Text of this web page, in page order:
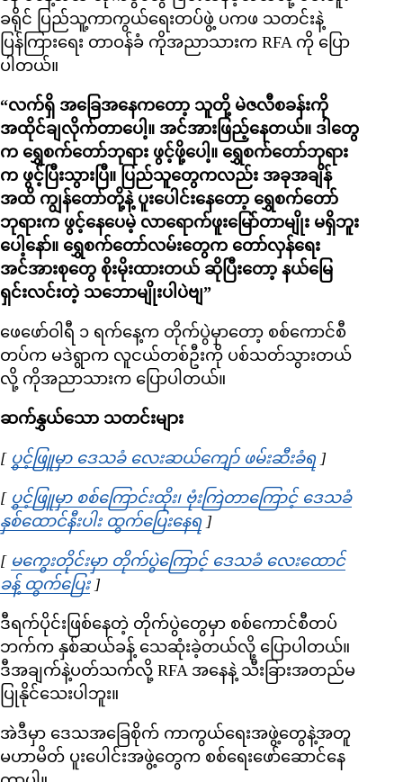
ခရိုင် ပြည်သူ့ကာကွယ်ရေးတပ်ဖွဲ့ ပကဖ သတင်းနဲ့
ပြန်ကြားရေး တာဝန်ခံ ကိုအညာသားက RFA ကို ပြော
ပါတယ်။
“လက်ရှိ အခြေအနေကတော့ သူတို့ မဲဇလီစခန်းကို
အထိုင်ချလိုက်တာပေါ့။ အင်အားဖြည့်နေတယ်။ ဒါတွေ
က ရွှေစက်တော်ဘုရား ဖွင့်ဖို့ပေါ့။ ရွှေစက်တော်ဘုရား
က ဖွင့်ပြီးသွားပြီ။ ပြည်သူတွေကလည်း အခုအချိန်
အထိ ကျွန်တော်တို့နဲ့ ပူးပေါင်းနေတော့ ရွှေစက်တော်
ဘုရားက ဖွင့်နေပေမဲ့ လာရောက်ဖူးမြော်တာမျိုး မရှိဘူး
ပေါ့နော်။ ရွှေစက်တော်လမ်းတွေက တော်လှန်ရေး
အင်အားစုတွေ စိုးမိုးထားတယ် ဆိုပြီးတော့ နယ်မြေ
ရှင်းလင်းတဲ့ သဘောမျိုးပါပဲဗျ”
ဖေဖော်ဝါရီ ၁ ရက်နေ့က တိုက်ပွဲမှာတော့ စစ်ကောင်စီ
တပ်က မဒဲရွာက လူငယ်တစ်ဦးကို ပစ်သတ်သွားတယ်
လို့ ကိုအညာသားက ပြောပါတယ်။
ဆက်နွှယ်သော သတင်းများ
[ ပွင့်ဖြူမှာ ဒေသခံ လေးဆယ်ကျော် ဖမ်းဆီးခံရOpens in
]
[ ပွင့်ဖြူမှာ စစ်ကြောင်းထိုး၊ ဗုံးကြဲတာကြောင့် ဒေသခံ
နှစ်ထောင်နီးပါး ထွက်ပြေးနေရOpens in new window
]
[ မကွေးတိုင်းမှာ တိုက်ပွဲကြောင့် ဒေသခံ လေးထောင်
ခန့် ထွက်ပြေးOpens in new window
]
ဒီရက်ပိုင်းဖြစ်နေတဲ့ တိုက်ပွဲတွေမှာ စစ်ကောင်စီတပ်
ဘက်က နှစ်ဆယ်ခန့် သေဆုံးခဲ့တယ်လို့ ပြောပါတယ်။
ဒီအချက်နဲ့ပတ်သက်လို့ RFA အနေနဲ့ သီးခြားအတည်မ
ပြုနိုင်သေးပါဘူး။
အဲဒီမှာ ဒေသအခြေစိုက် ကာကွယ်ရေးအဖွဲ့တွေနဲ့အတူ
မဟာမိတ် ပူးပေါင်းအဖွဲ့တွေက စစ်ရေးဖော်ဆောင်နေ